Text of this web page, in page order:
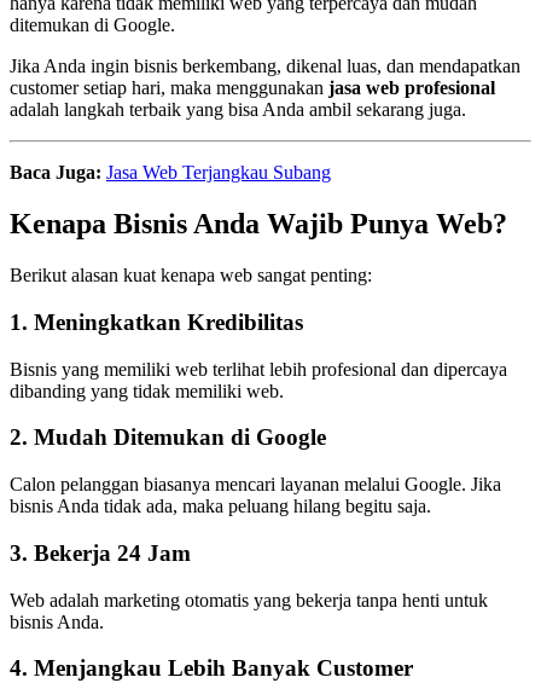
ditemukan di Google.
Jika Anda ingin bisnis berkembang, dikenal luas, dan mendapatkan
customer setiap hari, maka menggunakan jasa web profesional
adalah langkah terbaik yang bisa Anda ambil sekarang juga.
Baca Juga: Jasa Web Terjangkau Subang
Kenapa Bisnis Anda Wajib Punya Web?
Berikut alasan kuat kenapa web sangat penting:
1. Meningkatkan Kredibilitas
Bisnis yang memiliki web terlihat lebih profesional dan dipercaya
dibanding yang tidak memiliki web.
2. Mudah Ditemukan di Google
Calon pelanggan biasanya mencari layanan melalui Google. Jika
bisnis Anda tidak ada, maka peluang hilang begitu saja.
3. Bekerja 24 Jam
Web adalah marketing otomatis yang bekerja tanpa henti untuk
bisnis Anda.
4. Menjangkau Lebih Banyak Customer